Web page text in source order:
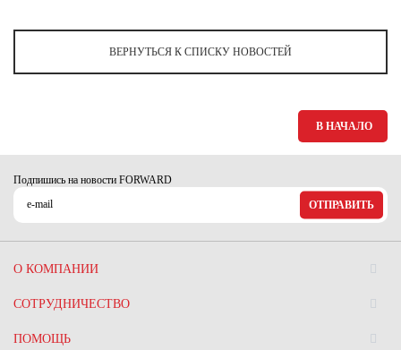
ВЕРНУТЬСЯ К СПИСКУ НОВОСТЕЙ
В НАЧАЛО
Подпишись на новости FORWARD
ОТПРАВИТЬ
О КОМПАНИИ
СОТРУДНИЧЕСТВО
ПОМОЩЬ